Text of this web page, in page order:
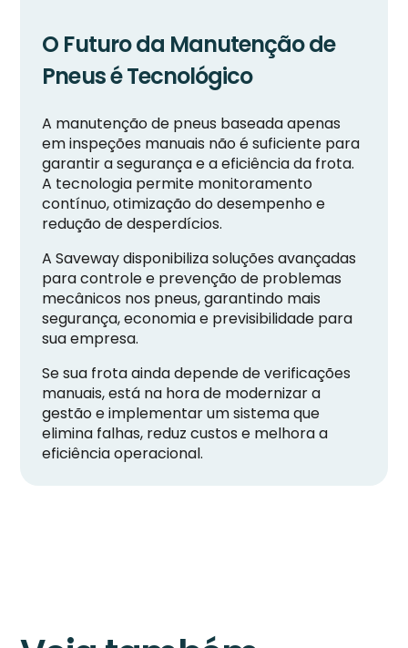
O Futuro da Manutenção de
Pneus é Tecnológico
A manutenção de pneus baseada apenas
em inspeções manuais não é suficiente para
garantir a segurança e a eficiência da frota.
A tecnologia permite monitoramento
contínuo, otimização do desempenho e
redução de desperdícios.
A Saveway disponibiliza soluções avançadas
para controle e prevenção de problemas
mecânicos nos pneus, garantindo mais
segurança, economia e previsibilidade para
sua empresa.
Se sua frota ainda depende de verificações
manuais, está na hora de modernizar a
gestão e implementar um sistema que
elimina falhas, reduz custos e melhora a
eficiência operacional.